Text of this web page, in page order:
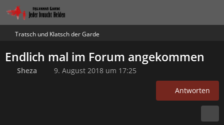
Tratsch und Klatsch der Garde
Endlich mal im Forum angekommen
Sheza 9. August 2018 um 17:25
Antworten